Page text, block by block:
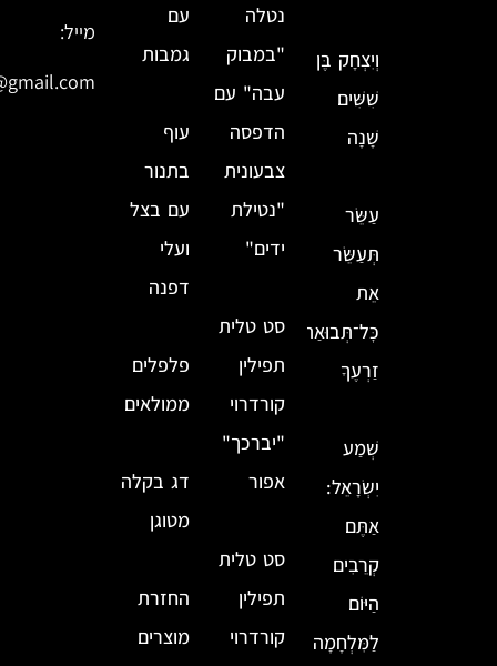
וְיִצְחָק בֶּן
שִׁשִּׁים
שָׁנָה
עַשֵּׂר
תְּעַשֵּׂר
אֵת
כׇּל־תְּבוּאַת
זַרְעֶךָ
שְׁמַע
יִשְׂרָאֵל:
אַתֶּם
קְרֵבִים
הַיּוֹם
לַמִּלְחָמָה
נטלה
"במבוק
עבה" עם
הדפסה
צבעונית
"נטילת
ידים"
סט טלית
תפילין
קורדרוי
"יברכך"
אפור
סט טלית
תפילין
קורדרוי
עם
גמבות
עוף
בתנור
עם בצל
ועלי
דפנה
פלפלים
ממולאים
דג בקלה
מטוגן
החזרת
מוצרים
מייל: